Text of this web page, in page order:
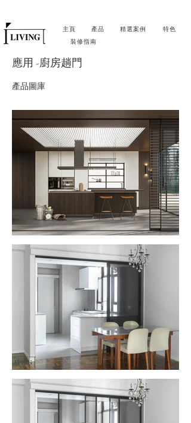
主頁 產品 精選案例
特色
裝修指南
應用 -廚房趟門
產品圖庫